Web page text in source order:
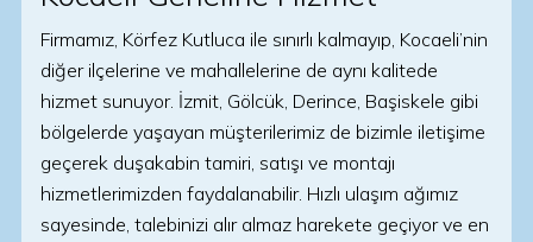
Firmamız, Körfez Kutluca ile sınırlı kalmayıp, Kocaeli’nin
diğer ilçelerine ve mahallelerine de aynı kalitede
hizmet sunuyor. İzmit, Gölcük, Derince, Başiskele gibi
bölgelerde yaşayan müşterilerimiz de bizimle iletişime
geçerek duşakabin tamiri, satışı ve montajı
hizmetlerimizden faydalanabilir. Hızlı ulaşım ağımız
sayesinde, talebinizi alır almaz harekete geçiyor ve en